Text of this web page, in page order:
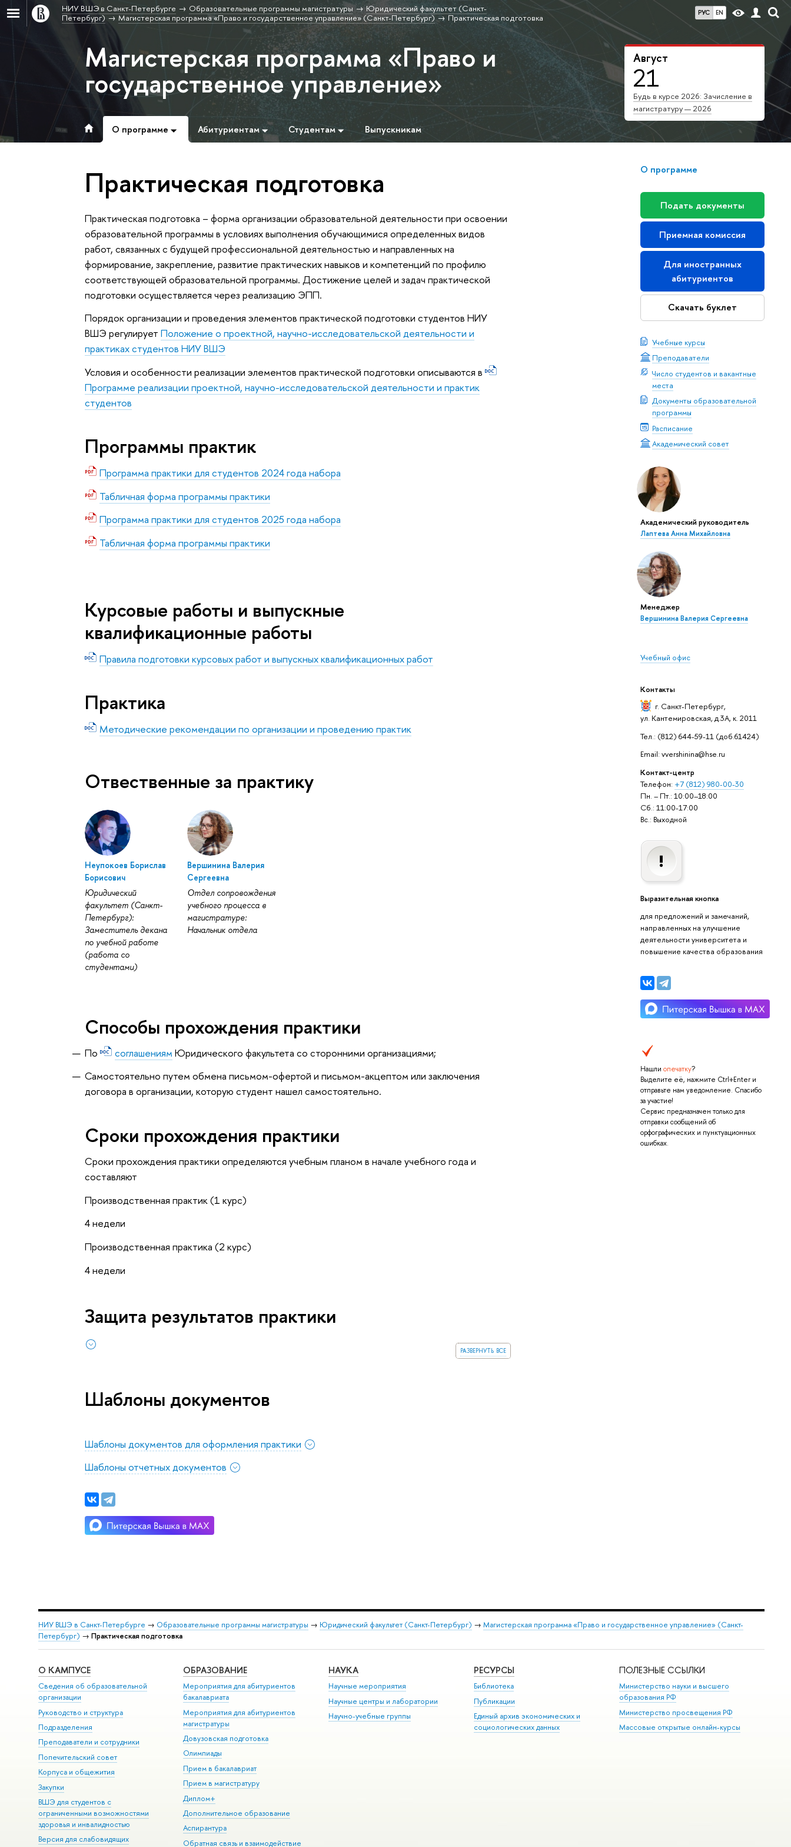
РУС EN
НИУ ВШЭ в Санкт-Петербурге Образовательные программы магистратуры
Юридический факультет (Санкт-
Петербург)
Магистерская программа «Право и государственное управление» (Санкт-Петербург) Практическая подготовка
Август
21
Будь в курсе 2026: Зачисление в
магистратуру — 2026
Магистерская программа «Право и
государственное управление»
О программе Абитуриентам Студентам Выпускникам
О программе
Подать документы
Приемная комиссия
Для иностранных
абитуриентов
Скачать буклет
Учебные курсы
Преподаватели
Число студентов и вакантные
места
Документы образовательной
программы
Расписание
Академический совет
Академический руководитель
Лаптева Анна Михайловна
Менеджер
Вершинина Валерия Сергеевна
Учебный офис
Контакты
г. Санкт-Петербург,
ул. Кантемировская, д.3А, к. 2011
Тел.: (812) 644-59-11 (доб.61424)
Email: vvershinina@hse.ru
Контакт-центр
Телефон: +7 (812) 980-00-30
Пн. – Пт.: 10:00–18:00
Сб.: 11:00-17:00
Вс.: Выходной
Выразительная кнопка
для предложений и замечаний,
направленных на улучшение
деятельности университета и
повышение качества образования
Нашли опечатку?
Выделите её, нажмите Ctrl+Enter и
отправьте нам уведомление. Спасибо
за участие!
Сервис предназначен только для
отправки сообщений об
орфографических и пунктуационных
ошибках.
Практическая подготовка
Практическая подготовка – форма организации образовательной деятельности при освоении
образовательной программы в условиях выполнения обучающимися определенных видов
работ, связанных с будущей профессиональной деятельностью и направленных на
формирование, закрепление, развитие практических навыков и компетенций по профилю
соответствующей образовательной программы. Достижение целей и задач практической
подготовки осуществляется через реализацию ЭПП.
Порядок организации и проведения элементов практической подготовки студентов НИУ
ВШЭ регулируетПоложение о проектной, научно-исследовательской деятельности и
практиках студентов НИУ ВШЭ
Условия и особенности реализации элементов практической подготовки описываются в
Программе реализации проектной, научно-исследовательской деятельности и практик
студентов
Программы практик
Программа практики для студентов 2024 года набора
Табличная форма программы практики
Программа практики для студентов 2025 года набора
Табличная форма программы практики
Курсовые работы и выпускные
квалификационные работы
Правила подготовки курсовых работ и выпускных квалификационных работ
Практика
Методические рекомендации по организации и проведению практик
Отвественные за практику
Неупокоев Борислав
Борисович
Юридический
факультет (Санкт-
Петербург):
Заместитель декана
по учебной работе
(работа со
студентами)
Вершинина Валерия
Сергеевна
Отдел сопровождения
учебного процесса в
магистратуре:
Начальник отдела
Способы прохождения практики
По соглашениям Юридического факультета со сторонними организациями;
Самостоятельно путем обмена письмом-офертой и письмом-акцептом или заключения
договора в организации, которую студент нашел самостоятельно.
Сроки прохождения практики
Сроки прохождения практики определяются учебным планом в начале учебного года и
составляют
Производственная практик (1 курс)
4 недели
Производственная практика (2 курс)
4 недели
Защита результатов практики
развернуть все
Шаблоны документов
Шаблоны документов для оформления практики
Шаблоны отчетных документов
НИУ ВШЭ в Санкт-Петербурге → Образовательные программы магистратуры → Юридический факультет (Санкт-Петербург) → Магистерская программа «Право и государственное управление» (Санкт-
Петербург) → Практическая подготовка
О КАМПУСЕ
Сведения об образовательной
организации
Руководство и структура
Подразделения
Преподаватели и сотрудники
Попечительский совет
Корпуса и общежития
Закупки
ВШЭ для студентов с
ограниченными возможностями
здоровья и инвалидностью
Версия для слабовидящих
ОБРАЗОВАНИЕ
Мероприятия для абитуриентов
бакалавриата
Мероприятия для абитуриентов
магистратуры
Довузовская подготовка
Олимпиады
Прием в бакалавриат
Прием в магистратуру
Диплом+
Дополнительное образование
Аспирантура
Обратная связь и взаимодействие
НАУКА
Научные мероприятия
Научные центры и лаборатории
Научно-учебные группы
РЕСУРСЫ
Библиотека
Публикации
Единый архив экономических и
социологических данных
ПОЛЕЗНЫЕ ССЫЛКИ
Министерство науки и высшего
образования РФ
Министерство просвещения РФ
Массовые открытые онлайн-курсы